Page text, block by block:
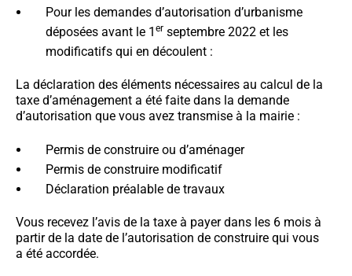
Pour les demandes d’autorisation d’urbanisme
déposées avant le 1 erseptembre 2022 et les
modificatifs qui en découlent :
La déclaration des éléments nécessaires au calcul de la
taxe d’aménagement a été faite dans la demande
d’autorisation que vous avez transmise à la mairie :
Permis de construire ou d’aménager
Permis de construire modificatif
Déclaration préalable de travaux
Vous recevez l’avis de la taxe à payer dans les 6 mois à
partir de la date de l’autorisation de construire qui vous
a été accordée.